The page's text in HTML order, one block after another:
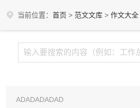
当前位置： 首页 > 范文文库 > 作文大全
ADADADADAD